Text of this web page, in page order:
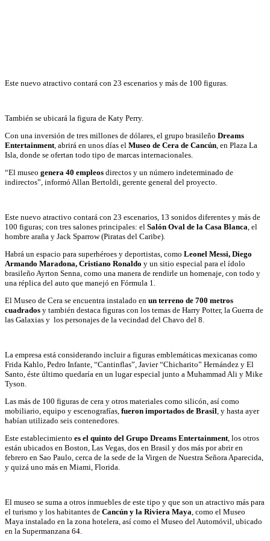
Este nuevo atractivo contará con 23 escenarios y más de 100 figuras.
También se ubicará la figura de Katy Perry.
Con una inversión de tres millones de dólares, el grupo brasileño Dreams
Entertainment , abrirá en unos días el Museo de Cera de Cancún , en Plaza La
Isla, donde se ofertan todo tipo de marcas internacionales.
“El museo genera 40 empleos directos y un número indeterminado de
indirectos”, informó Allan Bertoldi, gerente general del proyecto.
Este nuevo atractivo contará con 23 escenarios, 13 sonidos diferentes y más de
100 figuras; con tres salones principales: el Salón Oval de la Casa Blanca , el
hombre araña y Jack Sparrow (Piratas del Caribe).
Habrá un espacio para superhéroes y deportistas, como Leonel Messi, Diego
Armando Maradona, Cristiano Ronaldo y un sitio especial para el ídolo
brasileño Ayrton Senna, como una manera de rendirle un homenaje, con todo y
una réplica del auto que manejó en Fórmula 1.
El Museo de Cera se encuentra instalado en un terreno de 700 metros
cuadrados y también destaca figuras con los temas de Harry Potter, la Guerra de
las Galaxias y los personajes de la vecindad del Chavo del 8.
La empresa está considerando incluir a figuras emblemáticas mexicanas como
Frida Kahlo, Pedro Infante, “Cantinflas”, Javier “Chicharito” Hernández y El
Santo, éste último quedaría en un lugar especial junto a Muhammad Ali y Mike
Tyson.
Las más de 100 figuras de cera y otros materiales como silicón, así como
mobiliario, equipo y escenografías, fueron importados de Brasil , y hasta ayer
habían utilizado seis contenedores.
Este establecimiento es el quinto del Grupo Dreams Entertainment , los otros
están ubicados en Boston, Las Vegas, dos en Brasil y dos más por abrir en
febrero en Sao Paulo, cerca de la sede de la Virgen de Nuestra Señora Aparecida,
y quizá uno más en Miami, Florida.
El museo se suma a otros inmuebles de este tipo y que son un atractivo más para
el turismo y los habitantes de Cancún y la Riviera Maya , como el Museo
Maya instalado en la zona hotelera, así como el Museo del Automóvil, ubicado
en la Supermanzana 64.